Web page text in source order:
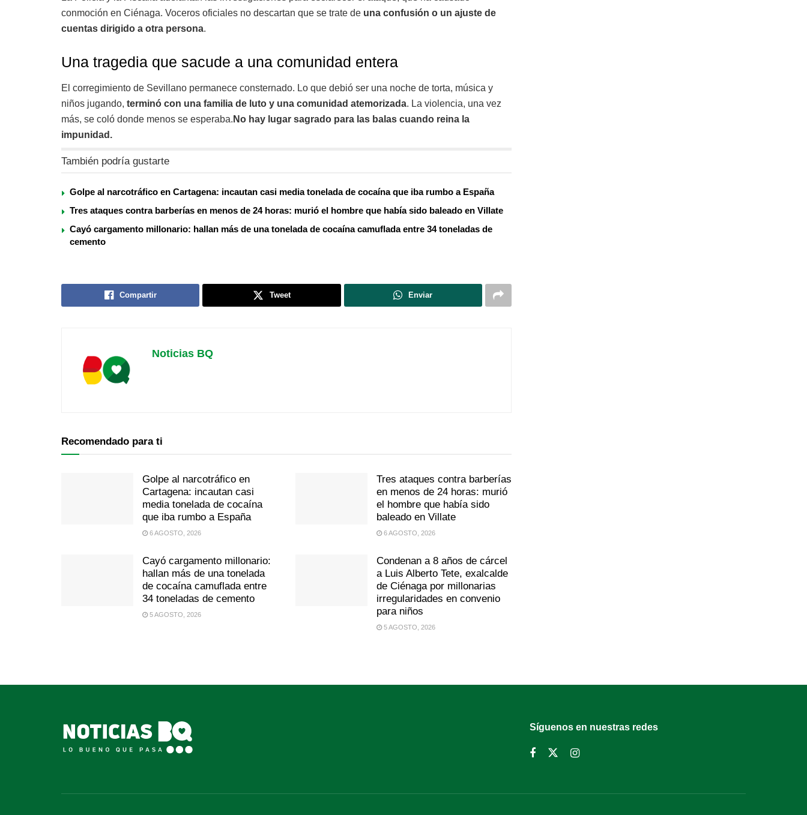
conmoción en Ciénaga. Voceros oficiales no descartan que se trate de una confusión o un ajuste de
cuentas dirigido a otra persona.
Una tragedia que sacude a una comunidad entera
El corregimiento de Sevillano permanece consternado. Lo que debió ser una noche de torta, música y
niños jugando, terminó con una familia de luto y una comunidad atemorizada. La violencia, una vez
más, se coló donde menos se esperaba. No hay lugar sagrado para las balas cuando reina la
impunidad.
También podría gustarte
Golpe al narcotráfico en Cartagena: incautan casi media tonelada de cocaína que iba rumbo a España
Tres ataques contra barberías en menos de 24 horas: murió el hombre que había sido baleado en Villate
Cayó cargamento millonario: hallan más de una tonelada de cocaína camuflada entre 34 toneladas de
cemento
Compartir Tweet Enviar
Noticias BQ
Recomendado para ti
Golpe al narcotráfico en
Cartagena: incautan casi
media tonelada de cocaína
que iba rumbo a España
6 AGOSTO, 2026
Tres ataques contra barberías
en menos de 24 horas: murió
el hombre que había sido
baleado en Villate
6 AGOSTO, 2026
Cayó cargamento millonario:
hallan más de una tonelada
de cocaína camuflada entre
34 toneladas de cemento
5 AGOSTO, 2026
Condenan a 8 años de cárcel
a Luis Alberto Tete, exalcalde
de Ciénaga por millonarias
irregularidades en convenio
para niños
5 AGOSTO, 2026
Síguenos en nuestras redes